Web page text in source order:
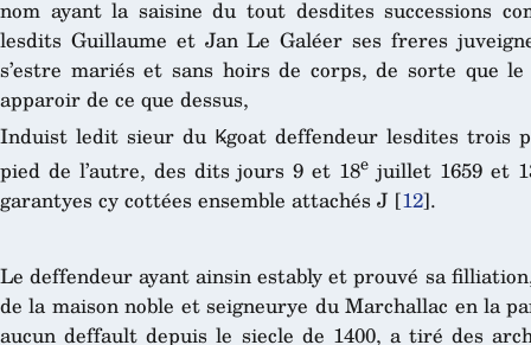
nom ayant la saisine du tout desdites successions
lesdits Guillaume et Jan Le Galéer ses freres
s’estre mariés et sans hoirs de corps, de sorte que
apparoir de ce que dessus,
Induist ledit sieur du Ꝃgoat deffendeur lesdites trois
pied de l’autre, des dits jours 9 et 18e juillet 1659 et
garantyes cy cottées ensemble attachés J [12].
Le deffendeur ayant ainsin estably et prouvé sa
de la maison noble et seigneurye du Marchallac en la
aucun deffault depuis le siecle de 1400, a tiré des